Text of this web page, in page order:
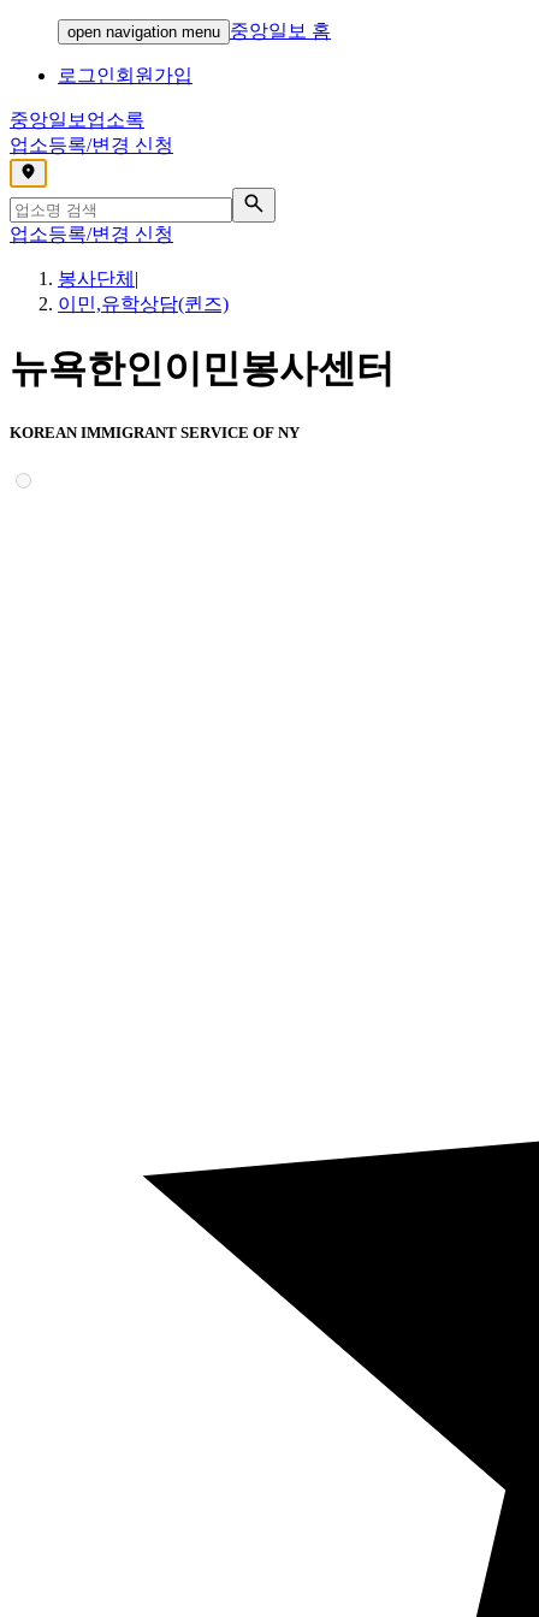
open navigation menu 중앙일보 홈
로그인회원가입
중앙일보 업소록
업소등록/변경 신청
,
업소등록/변경 신청
봉사단체 |
이민,유학상담(퀸즈)
뉴욕한인이민봉사센터
KOREAN IMMIGRANT SERVICE OF NY